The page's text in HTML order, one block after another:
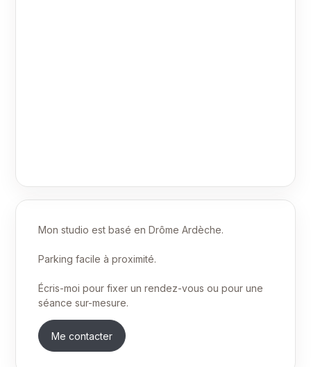
Mon studio est basé en Drôme Ardèche.
Parking facile à proximité.
Écris-moi pour fixer un rendez-vous ou pour une
séance sur-mesure.
Me contacter